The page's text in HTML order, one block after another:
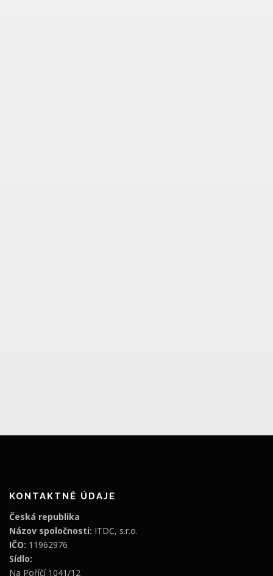
KONTAKTNÉ ÚDAJE
Česká republika
Názov spoločnosti: ITDC, s.r.o.
IČO: 11962976
Sídlo:
Na Poříčí 1041/12